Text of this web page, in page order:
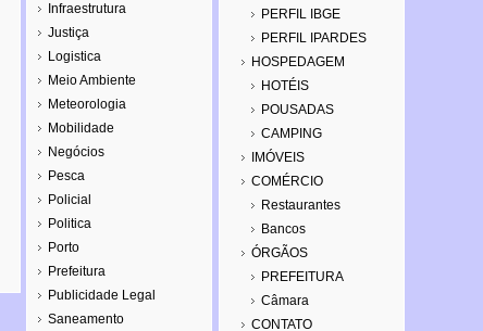
Infraestrutura
Justiça
Logistica
Meio Ambiente
Meteorologia
Mobilidade
Negócios
Pesca
Policial
Politica
Porto
Prefeitura
Publicidade Legal
Saneamento
PERFIL IBGE
PERFIL IPARDES
HOSPEDAGEM
HOTÉIS
POUSADAS
CAMPING
IMÓVEIS
COMÉRCIO
Restaurantes
Bancos
ÓRGÃOS
PREFEITURA
Câmara
CONTATO